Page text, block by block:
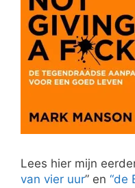
Lees hier mijn
van vier uur” en “de